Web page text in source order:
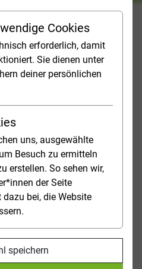
Cookies
erforderlich, damit
Sie dienen unter
deiner persönlichen
uns, ausgewählte
Besuch zu ermitteln
erstellen. So sehen wir,
der Seite
bei, die Website
speichern
Studienfelder
LESER,
in Deutschland ist